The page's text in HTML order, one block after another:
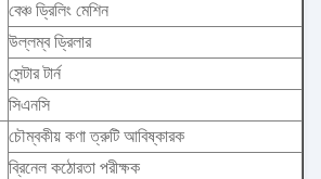
বেঞ্চ ড্রিলিং মেশিন
উল্লম্ব ড্রিলার
সেন্টার টার্ন
সিএনসি
চৌম্বকীয় কণা ত্রুটি আবিষ্কারক
ব্রিনেল কঠোরতা পরীক্ষক